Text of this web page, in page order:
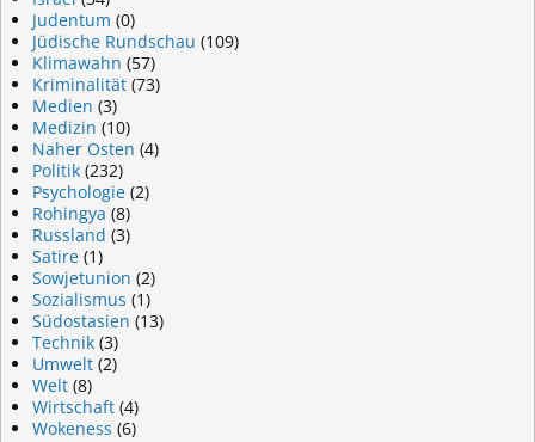
Judentum (0)
Jüdische Rundschau (109)
Klimawahn (57)
Kriminalität (73)
Medien (3)
Medizin (10)
Naher Osten (4)
Politik (232)
Psychologie (2)
Rohingya (8)
Russland (3)
Satire (1)
Sowjetunion (2)
Sozialismus (1)
Südostasien (13)
Technik (3)
Umwelt (2)
Welt (8)
Wirtschaft (4)
Wokeness (6)